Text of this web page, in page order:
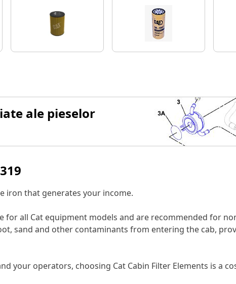
ale pieselor
iron that generates your income.
for all Cat equipment models and are recommended for
sand and other contaminants from entering the cab,
your operators, choosing Cat Cabin Filter Elements is a